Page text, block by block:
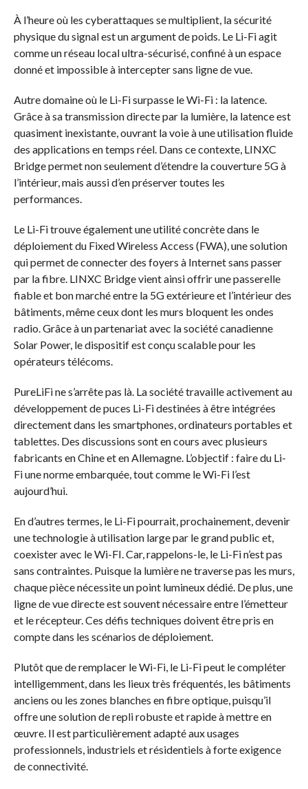
À l’heure où les cyberattaques se multiplient, la sécurité
physique du signal est un argument de poids. Le Li-Fi agit
comme un réseau local ultra-sécurisé, confiné à un espace
donné et impossible à intercepter sans ligne de vue.
Autre domaine où le Li-Fi surpasse le Wi-Fi : la latence.
Grâce à sa transmission directe par la lumière, la latence est
quasiment inexistante, ouvrant la voie à une utilisation fluide
des applications en temps réel. Dans ce contexte, LINXC
Bridge permet non seulement d’étendre la couverture 5G à
l’intérieur, mais aussi d’en préserver toutes les
performances.
Le Li-Fi trouve également une utilité concrète dans le
déploiement du Fixed Wireless Access (FWA), une solution
qui permet de connecter des foyers à Internet sans passer
par la fibre. LINXC Bridge vient ainsi offrir une passerelle
fiable et bon marché entre la 5G extérieure et l’intérieur des
bâtiments, même ceux dont les murs bloquent les ondes
radio. Grâce à un partenariat avec la société canadienne
Solar Power, le dispositif est conçu scalable pour les
opérateurs télécoms.
PureLiFi ne s’arrête pas là. La société travaille activement au
développement de puces Li-Fi destinées à être intégrées
directement dans les smartphones, ordinateurs portables et
tablettes. Des discussions sont en cours avec plusieurs
fabricants en Chine et en Allemagne. L’objectif : faire du Li-
Fi une norme embarquée, tout comme le Wi-Fi l’est
aujourd’hui.
En d’autres termes, le Li-Fi pourrait, prochainement, devenir
une technologie à utilisation large par le grand public et,
coexister avec le Wi-FI. Car, rappelons-le, le Li-Fi n’est pas
sans contraintes. Puisque la lumière ne traverse pas les murs,
chaque pièce nécessite un point lumineux dédié. De plus, une
ligne de vue directe est souvent nécessaire entre l’émetteur
et le récepteur. Ces défis techniques doivent être pris en
compte dans les scénarios de déploiement.
Plutôt que de remplacer le Wi-Fi, le Li-Fi peut le compléter
intelligemment, dans les lieux très fréquentés, les bâtiments
anciens ou les zones blanches en fibre optique, puisqu’il
offre une solution de repli robuste et rapide à mettre en
œuvre. Il est particulièrement adapté aux usages
professionnels, industriels et résidentiels à forte exigence
de connectivité.